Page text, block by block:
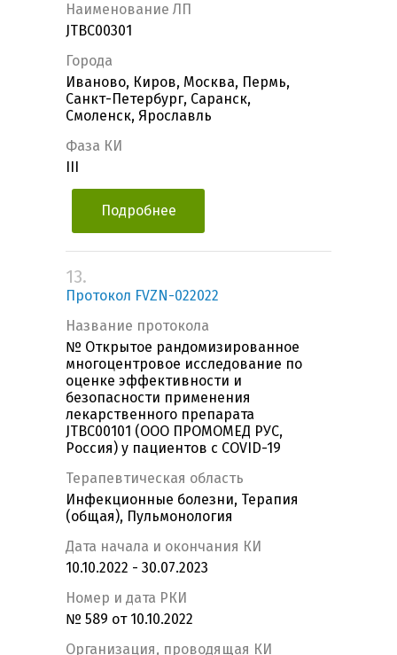
Наименование ЛП
JTBC00301
Города
Иваново, Киров, Москва, Пермь,
Санкт-Петербург, Саранск,
Смоленск, Ярославль
Фаза КИ
Подробнее
13.
Протокол FVZN-022022
Название протокола
№ Открытое рандомизированное
многоцентровое исследование по
оценке эффективности и
безопасности применения
лекарственного препарата
JTBC00101 (ООО ПРОМОМЕД РУС,
Россия) у пациентов с COVID-19
Терапевтическая область
Инфекционные болезни, Терапия
(общая), Пульмонология
Дата начала и окончания КИ
10.10.2022 - 30.07.2023
Номер и дата РКИ
№ 589 от 10.10.2022
Организация, проводящая КИ